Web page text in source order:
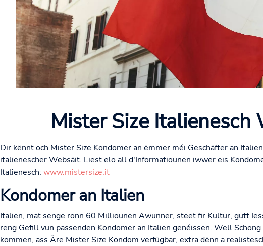
Mister Size Italienesch
Dir kënnt och Mister Size Kondomer an ëmmer méi Geschäfter an
italienescher Websäit. Liest elo all d'Informatiounen iwwer eis
Italienesch: www.mistersize.it
Kondomer an Italien
Italien, mat senge ronn 60 Milliounen Awunner, steet fir Kultur, gutt
reng Gefill vun passenden Kondomer an Italien genéissen. Well
kommen, ass Äre Mister Size Kondom verfügbar, extra dënn a